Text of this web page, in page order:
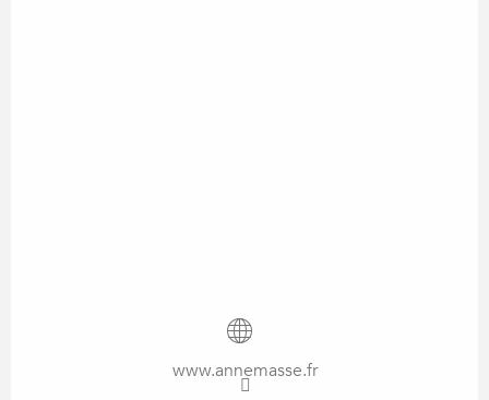
www.annemasse.fr